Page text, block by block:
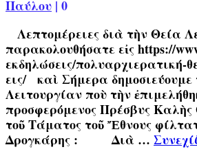
Παύλου | 0
Λεπτομέρειες διὰ τὴν Θεία
παρακολουθήσατε εἰς https://
εκδηλώσεις/πολυαρχιερατική-
εις/ καὶ Σήμερα δημοσιεύουμε
Λειτουργίαν ποὺ τὴν
προσφερόμενος Πρέσβυς Καλὴς
τοῦ Τάματος τοῦ Ἔθνους
Δρογκάρης : Διὰ …